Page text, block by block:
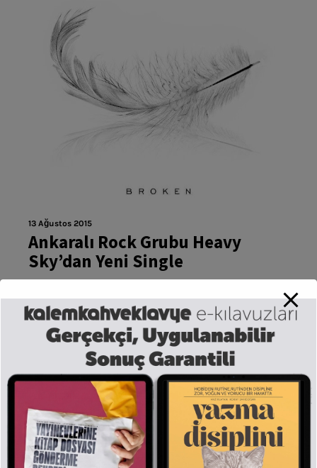
13 Ağustos 2015
Ankaralı Rock Grubu Heavy
Sky’dan Yeni Single
“Unbreakable” ile sağlam bir çıkış yapan Ankaralı
rock grubu Heavy Sky, 2.single’ı Broken’ı yayınladı!
Vintage ve modern rock esintilerini taşıyan parça,
2013 yılında Konya’da kötü yaşam şartları nedeniyle
henüz 40 günlükken soğuktandonarak ölen Ayaz
bebeğin hikayesini anlatıyor. Geçtiğimiz yaz
yayınladıkları ilk single’ları “Unbreakable” ile sağlam
bir çıkış yapan ve şimdiden sadık bir...
Tamamını Oku...
Taze Kahve | Haber